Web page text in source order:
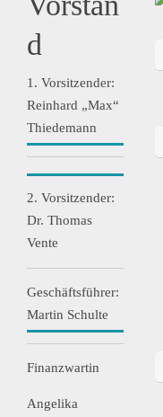
d
1. Vorsitzender:
Reinhard „Max“
Thiedemann
2. Vorsitzender:
Dr. Thomas
Vente
Geschäftsführer:
Martin Schulte
Finanzwartin
Angelika